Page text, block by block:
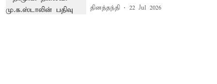
தினத்தந்தி 22 Jul 2026